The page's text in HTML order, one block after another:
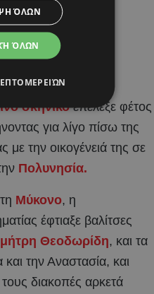
σκηνικόεπέλεξε φέτος
για λίγο πίσω της
με την οικογένειά της σε
Πολυνησία.
Μύκονο, η
έφτιαξε βαλίτσες
Θεοδωρίδη, και τα
την Αναστασία, και
τους διακοπές αρκετά
ΌΛΩΝ
ΌΛΩΝ